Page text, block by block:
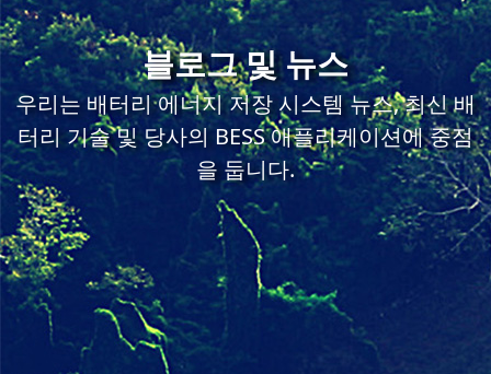
블로그 및 뉴스
우리는 배터리 에너지 저장 시스템 뉴스, 최신 배
터리 기술 및 당사의 BESS 애플리케이션에 중점
을 둡니다.